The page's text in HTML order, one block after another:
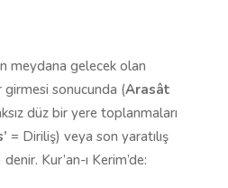
meydana gelecek olan
girmesi sonucunda (Arasât
düz bir yere toplanmaları
= Diriliş) veya son yaratılış
denir. Kur’an-ı Kerim’de: